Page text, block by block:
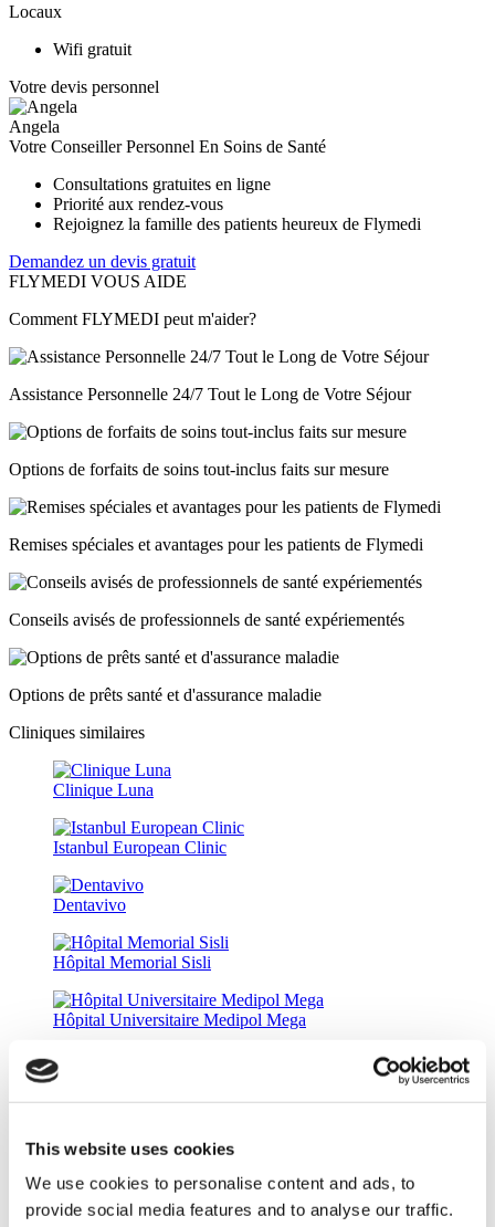
This website uses cookies
We use cookies to personalise content and ads, to
provide social media features and to analyse our traffic.
Locaux
Wifi gratuit
Votre devis personnel
Angela
Votre Conseiller Personnel En Soins de Santé
Consultations gratuites en ligne
Priorité aux rendez-vous
Rejoignez la famille des patients heureux de Flymedi
Demandez un devis gratuit
FLYMEDI VOUS AIDE
Comment FLYMEDI peut m'aider?
Assistance Personnelle 24/7 Tout le Long de Votre Séjour
Options de forfaits de soins tout-inclus faits sur mesure
Remises spéciales et avantages pour les patients de Flymedi
Conseils avisés de professionnels de santé expériementés
Options de prêts santé et d'assurance maladie
Cliniques similaires
Clinique Luna
Istanbul European Clinic
Dentavivo
Hôpital Memorial Sisli
Hôpital Universitaire Medipol Mega
Estethica Atasehir
DentGroup Maslak